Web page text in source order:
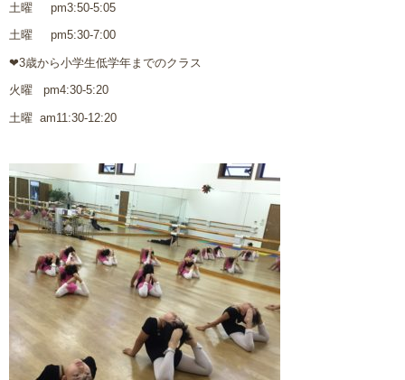
土曜 pm3:50-5:05
土曜 pm5:30-7:00
❤︎3歳から小学生低学年までのクラス
火曜 pm4:30-5:20
土曜 am11:30-12:20